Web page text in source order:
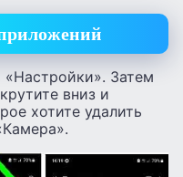
Затем
вниз и
хотите удалить